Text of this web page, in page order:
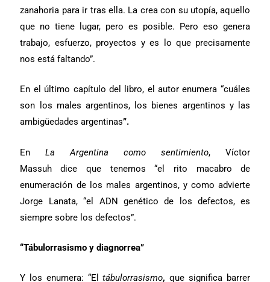
zanahoria para ir tras ella. La crea con su utopía, aquello
que no tiene lugar, pero es posible. Pero eso genera
trabajo, esfuerzo, proyectos y es lo que precisamente
nos está faltando”.
En el último capítulo del libro, el autor enumera “cuáles
son los males argentinos, los bienes argentinos y las
ambigüedades argentinas”.
EnLa Argentina como sentimiento, Víctor
Massuh
dice que tenemos “el rito macabro de
enumeración de los males argentinos, y como advierte
Jorge Lanata, “el ADN genético de los defectos, es
siempre sobre los defectos”.
“Tábulorrasismo y diagnorrea”
Y los enumera: “Eltábulorrasismo, que significa barrer